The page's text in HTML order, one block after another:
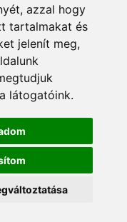
azzal hogy
tartalmakat és
jelenít meg,
látogatóink.